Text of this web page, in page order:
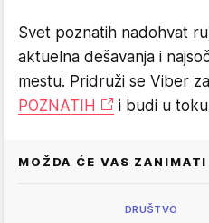
Svet poznatih nadohvat
aktuelna dešavanja i
mestu. Pridruži se Viber
POZNATIH
i budi u
MOŽDA ĆE VAS ZANIMATI
DRUŠTVO